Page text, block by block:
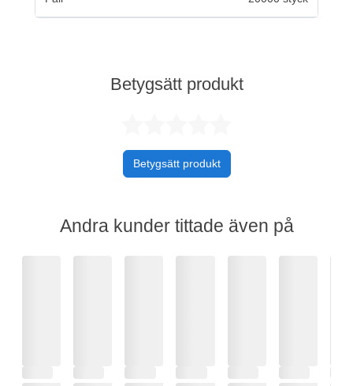
Betygsätt produkt
Betygsätt produkt
Andra kunder tittade även på